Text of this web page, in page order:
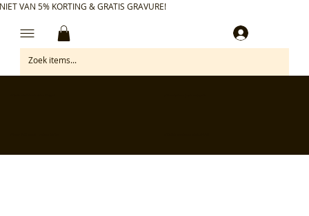
VAN 5% KORTING & GRATIS GRAVURE!